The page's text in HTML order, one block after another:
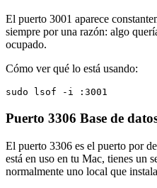
El puerto 3001 aparece
siempre por una razón: algo
ocupado.
Cómo ver qué lo está usando:
sudo lsof -i :3001
Puerto 3306 Base de
El puerto 3306 es el puerto por
está en uso en tu Mac, tienes un
normalmente uno local que